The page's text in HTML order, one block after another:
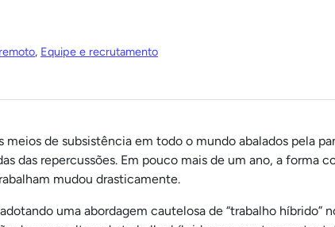
, Equipe e recrutamento
de subsistência em todo o mundo abalados pela
das repercussões. Em pouco mais de um ano, a forma
mudou drasticamente.
uma abordagem cautelosa de “trabalho híbrido”